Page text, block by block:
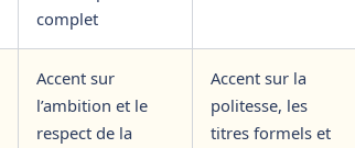
complet
Accent sur
l’ambition et le
respect de la
Accent sur la
politesse, les
titres formels et